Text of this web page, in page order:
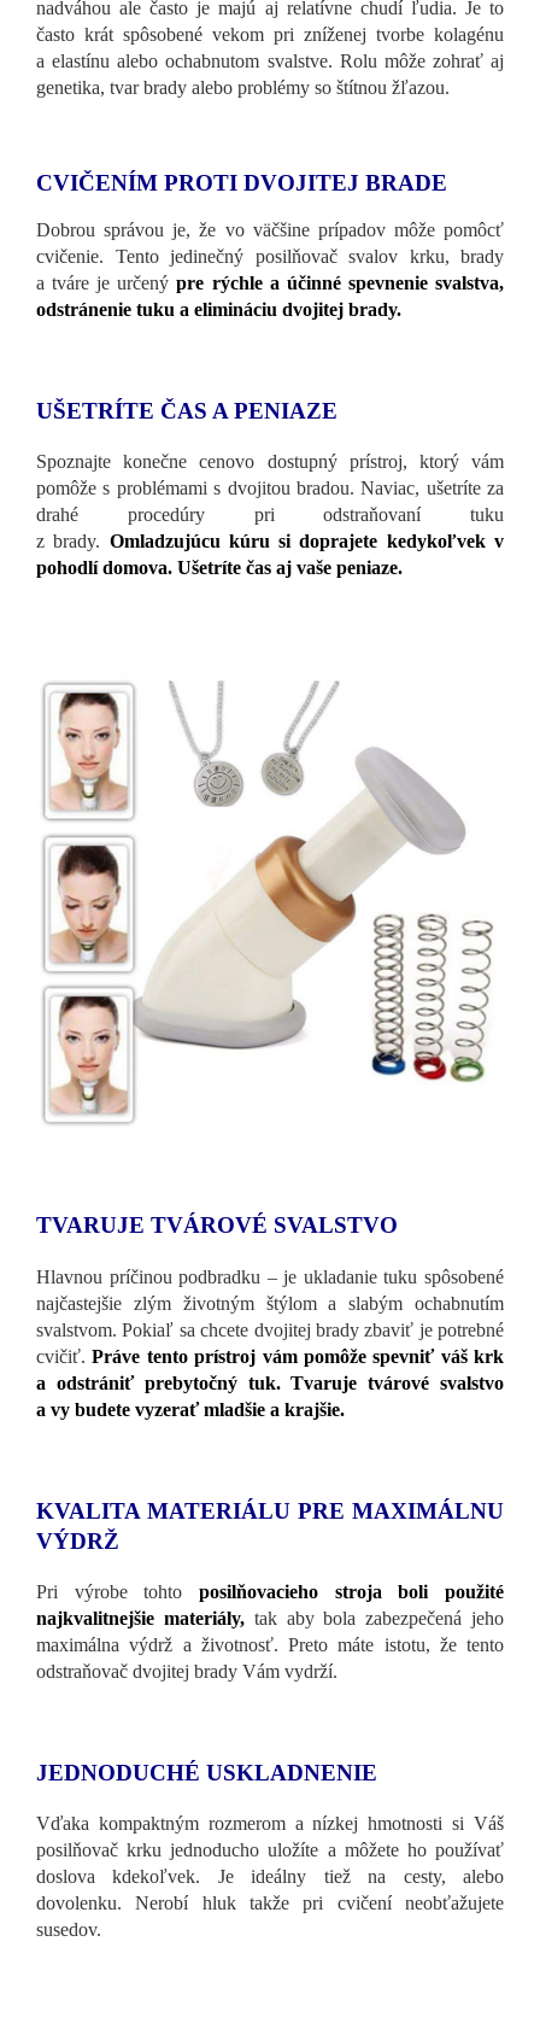
nadváhou ale často je majú aj relatívne chudí ľudia. Je to
často krát spôsobené vekom pri zníženej tvorbe kolagénu
a elastínu alebo ochabnutom svalstve. Rolu môže zohrať aj
genetika, tvar brady alebo problémy so štítnou žľazou.
CVIČENÍM PROTI DVOJITEJ BRADE
Dobrou správou je, že vo väčšine prípadov môže pomôcť
cvičenie. Tento jedinečný posilňovač svalov krku, brady
a tváre je určenýpre rýchle a účinné spevnenie svalstva,
odstránenie tuku a elimináciu dvojitej brady.
UŠETRÍTE ČAS A PENIAZE
Spoznajte konečne cenovo dostupný prístroj, ktorý vám
pomôže s problémami s dvojitou bradou. Naviac, ušetríte za
drahé procedúry pri odstraňovaní tuku
z brady. Omladzujúcu kúru si doprajete kedykoľvek v
pohodlí domova. Ušetríte čas aj vaše peniaze.
TVARUJE TVÁROVÉ SVALSTVO
Hlavnou príčinou podbradku – je ukladanie tuku spôsobené
najčastejšie zlým životným štýlom a slabým ochabnutím
svalstvom. Pokiaľ sa chcete dvojitej brady zbaviť je potrebné
cvičiť.Práve tento prístroj vám pomôže spevniť váš krk
a odstrániť prebytočný tuk. Tvaruje tvárové svalstvo
a vy budete vyzerať mladšie a krajšie.
KVALITA MATERIÁLU PRE MAXIMÁLNU
VÝDRŽ
Pri výrobe tohto posilňovacieho stroja boli použité
najkvalitnejšie materiály,tak aby bola zabezpečená jeho
maximálna výdrž a životnosť. Preto máte istotu, že tento
odstraňovač dvojitej brady Vám vydrží.
JEDNODUCHÉ USKLADNENIE
Vďaka kompaktným rozmerom a nízkej hmotnosti si Váš
posilňovač krku jednoducho uložíte a môžete ho používať
doslova kdekoľvek. Je ideálny tiež na cesty, alebo
dovolenku. Nerobí hluk takže pri cvičení neobťažujete
susedov.